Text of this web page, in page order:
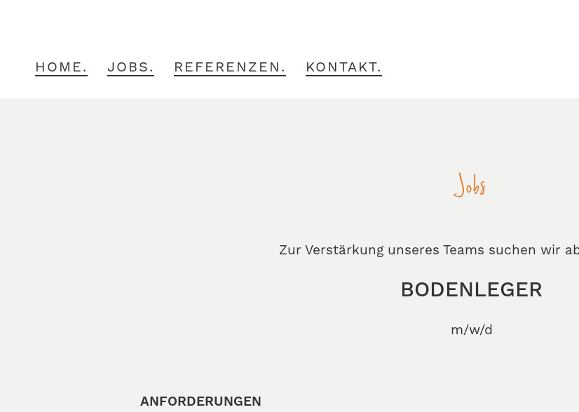
HOME. JOBS. REFERENZEN. KONTAKT.
Jobs
Zur Verstärkung unseres Teams suchen wir
BODENLEGER
m/w/d
ANFORDERUNGEN